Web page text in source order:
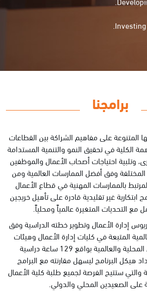
برامجنا
المتنوعة على مفاهيم الشراكة بين القطاعات
الكلية في تحقيق النمو والتنمية المستدامة
وتلبية احتياجات أصحاب الأعمال والموظفين
وفق أفضل الممارسات العالمية ومن
بالممارسات المهنية في قطاع الأعمال
ابتكارية غير تقليدية قادرة على تأهيل خريجين
مع التحديات المتغيرة عالمياً ومحلياً.
إدارة الأعمال وتطوير خطته الدراسية وفق
المتبعة في كليات إدارة الأعمال وهيئات
الاعتماد الأكاديمي المحلية والعالمية بواقع 129 ساعة دراسية
هيكل البرنامج ليسهل مقارنته مع البرامج
والتي ستتيح الفرصة لجميع طلبة كلية الأعمال
على الصعيدين المحلي والدولي.